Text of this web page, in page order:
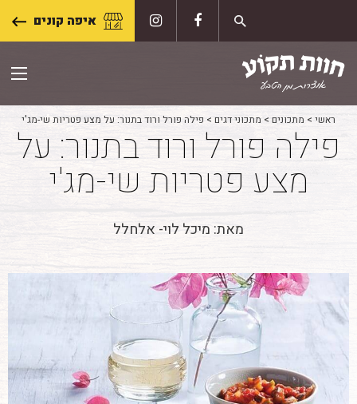
content
איפה קונים
ראשי > מתכונים > מתכוני דגים > פילה פורל ורוד בתנור: על מצע פטריות שי-מג'י
פילה פורל ורוד בתנור: על
מצע פטריות שי-מג'י
מאת: מיכל לוי- אלחלל